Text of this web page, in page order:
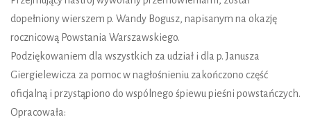
dopełniony wierszem p. Wandy Bogusz, napisanym na okazję
rocznicową Powstania Warszawskiego.
Podziękowaniem dla wszystkich za udział i dla p. Janusza
Giergielewicza za pomoc w nagłośnieniu zakończono część
oficjalną i przystąpiono do wspólnego śpiewu pieśni powstańczych.
Opracowała: